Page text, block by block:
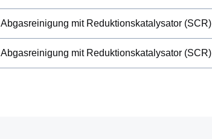
Abgasreinigung mit Reduktionskatalysator (SCR)
Abgasreinigung mit Reduktionskatalysator (SCR)